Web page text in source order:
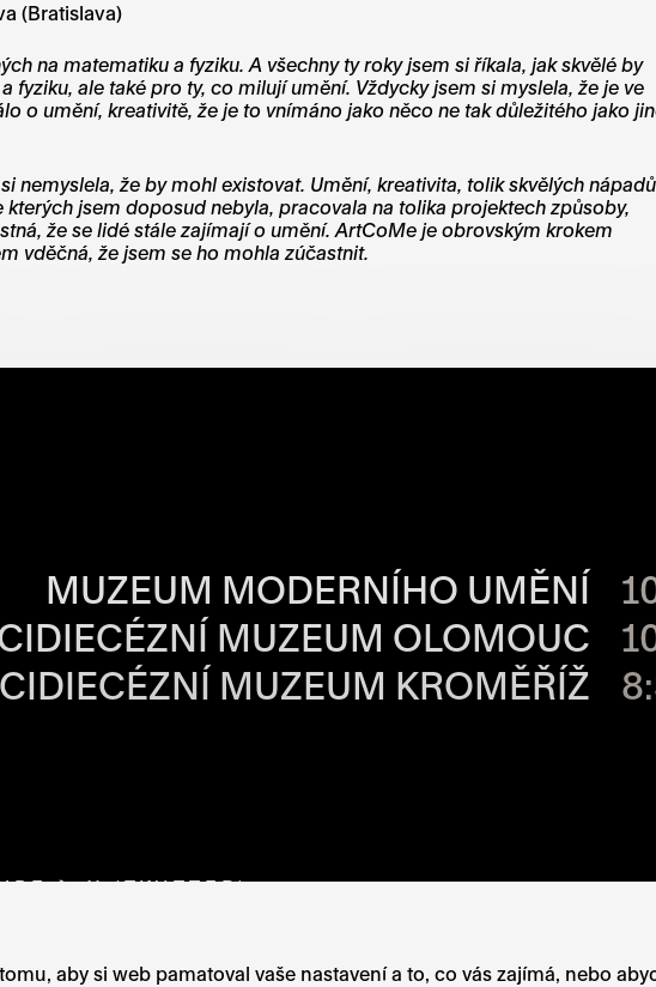
aby si web pamatoval vaše nastavení a to, co vás zajímá, nebo
(Bratislava)
na matematiku a fyziku. A všechny ty roky jsem si říkala, jak skvělé by
ale také pro ty, co milují umění. Vždycky jsem si myslela, že je ve
o umění, kreativitě, že je to vnímáno jako něco ne tak důležitého jako
nemyslela, že by mohl existovat. Umění, kreativita, tolik skvělých nápadů
jsem doposud nebyla, pracovala na tolika projektech způsoby,
že se lidé stále zajímají o umění. ArtCoMe je obrovským krokem
vděčná, že jsem se ho mohla zúčastnit.
JEDNOTLIVÝCH
MUZEUM MODERNÍHO UMĚNÍ
MUZEUM OLOMOUC
MUZEUM KROMĚŘÍŽ
NA NOVÉ STRÁNCE
SE OTEVŘE NA NOVÉ STRÁNCE
X (TWITTER)ODKAZ SE OTEVŘE NA NOVÉ